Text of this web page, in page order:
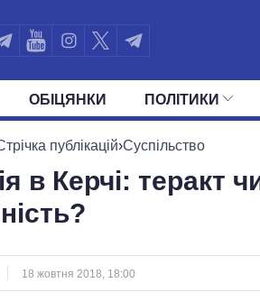
ОБIЦЯНКИ ПОЛIТИКИ
УСІ ПОЛІТИКИ ПРЕЗИДЕНТ І ОФІС
публікацій›Суспільство
в Керчі: теракт
18 жовтня 2018, 18:00